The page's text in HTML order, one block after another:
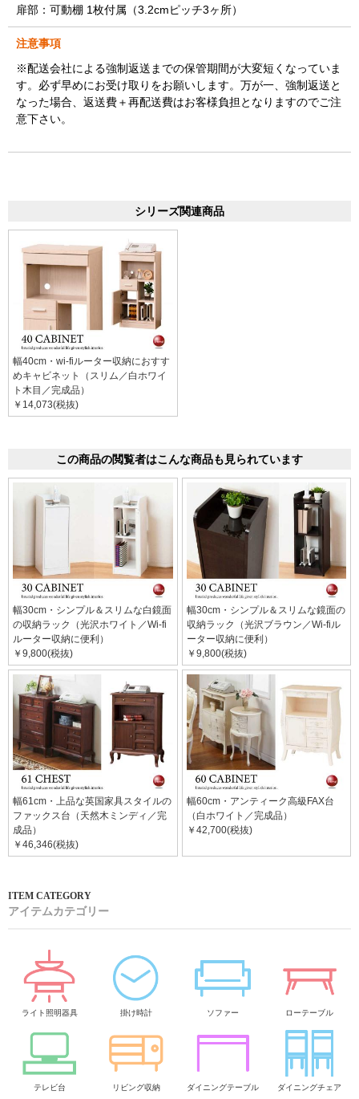
扉部：可動棚 1枚付属（3.2cmピッチ3ヶ所）
注意事項
※配送会社による強制返送までの保管期間が大変短くなっていま
す。必ず早めにお受け取りをお願いします。万が一、強制返送と
なった場合、返送費＋再配送費はお客様負担となりますのでご注
意下さい。
シリーズ関連商品
幅40cm・wi-fiルーター収納におすす
めキャビネット（スリム／白ホワイ
ト木目／完成品）
￥14,073(税抜)
この商品の閲覧者はこんな商品も見られています
幅30cm・シンプル＆スリムな白鏡面
の収納ラック（光沢ホワイト／Wi-fi
ルーター収納に便利）
￥9,800(税抜)
幅30cm・シンプル＆スリムな鏡面の
収納ラック（光沢ブラウン／Wi-fiル
ーター収納に便利）
￥9,800(税抜)
幅61cm・上品な英国家具スタイルの
ファックス台（天然木ミンディ／完
成品）
￥46,346(税抜)
幅60cm・アンティーク高級FAX台
（白ホワイト／完成品）
￥42,700(税抜)
アイテムカテゴリー
ライト照明器具 掛け時計 ソファー ローテーブル
テレビ台 リビング収納 ダイニングテーブル ダイニングチェア